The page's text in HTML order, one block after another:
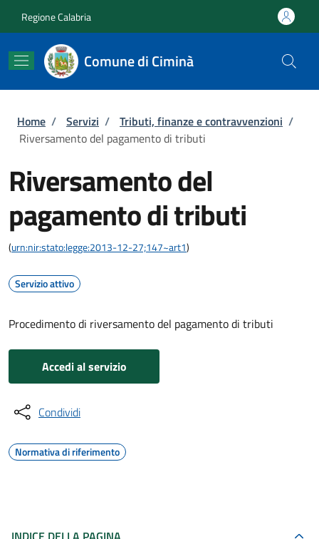
Regione Calabria
Comune di Ciminà
Briciole di pane
Home / Servizi / Tributi, finanze e contravvenzioni /
Riversamento del pagamento di tributi
Riversamento del
pagamento di tributi
(urn:nir:stato:legge:2013-12-27;147~art1)
Servizio attivo
Procedimento di riversamento del pagamento di tributi
Accedi al servizio
Condividi
Normativa di riferimento